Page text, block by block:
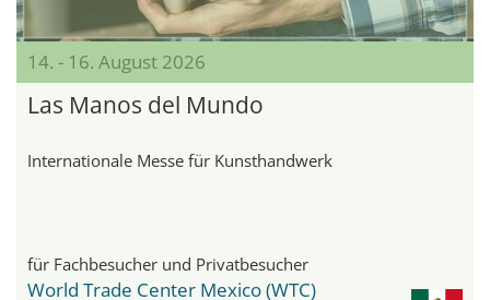
14. - 16. August 2026
Las Manos del Mundo
Internationale Messe für Kunsthandwerk
für Fachbesucher und Privatbesucher
World Trade Center Mexico (WTC)